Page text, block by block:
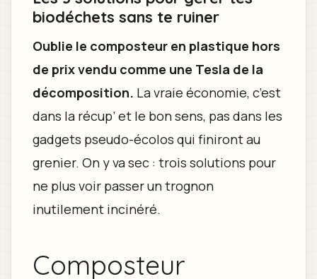
biodéchets sans te ruiner
Oublie le composteur en plastique hors
de prix vendu comme une Tesla de la
décomposition. La vraie économie, c’est
dans la récup’ et le bon sens, pas dans les
gadgets pseudo-écolos qui finiront au
grenier. On y va sec : trois solutions pour
ne plus voir passer un trognon
inutilement incinéré.
Composteur